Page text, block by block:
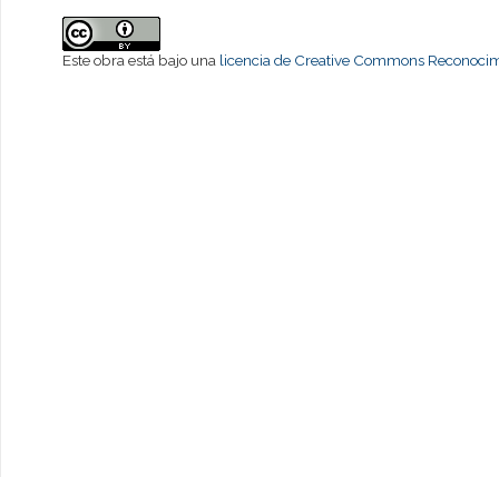
Este obra está bajo una licencia de Creative Commons